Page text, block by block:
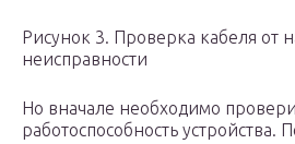
Рисунок 3. Проверка кабеля от
неисправности
Но вначале необходимо
работоспособность устройства.